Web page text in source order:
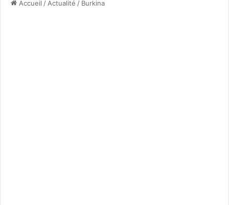
Accueil / Actualité / Burkina